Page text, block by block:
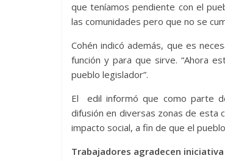
que teníamos pendiente con el
las comunidades pero que no se
Cohén indicó además, que es
función y para que sirve. “Ahora
pueblo legislador”.
El edil informó que como parte
difusión en diversas zonas de esta
impacto social, a fin de que el
Trabajadores agradecen iniciativa